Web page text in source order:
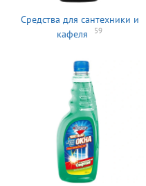
Средства для сантехники и
кафеля
59